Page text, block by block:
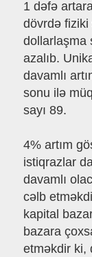
1 dəfə
dövrdə
dollarlaşma
azalıb.
davamlı
sonu ilə
sayı 89.
4% artım
istiqrazlar
davamlı
cəlb
kapital
bazara
etməkdir ki,